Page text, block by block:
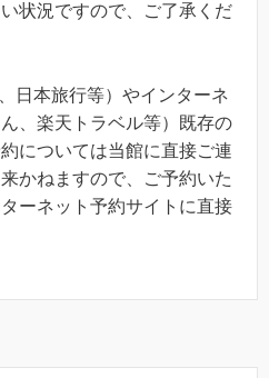
状況ですので、ご了承くだ
日本旅行等）やインターネ
、楽天トラベル等）既存の
については当館に直接ご連
かねますので、ご予約いた
ーネット予約サイトに直接